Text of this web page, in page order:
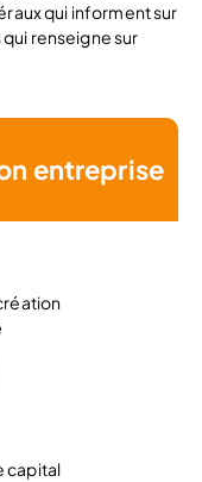
qui informent sur
renseigne sur
entreprise
capital